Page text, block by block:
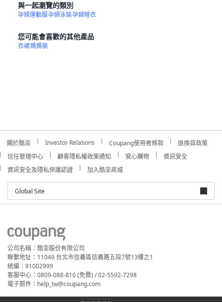
與一起瀏覽的類別
孕婦運動服孕婦泳裝孕婦睡衣
您可能會喜歡的其他產品
衣裙媽媽裝
關於酷澎 Investor Relations Coupang使用者條款
退換貨政策
信任管理中心
顧客隱私權政策通知 安心購物
資訊安全
資訊安全及隱私保護認證
加入酷澎商城
Global Site
公司名稱：酷澎股份有限公司
聯繫地址：11049 台北市信義區信義路五段7號13樓之1
統編：91002999
客服中心：0809-088-810 (免費) / 02-5592-7298
電子郵件：help_tw@coupang.com